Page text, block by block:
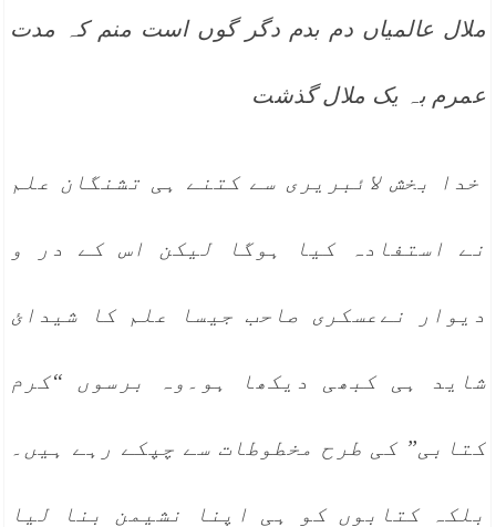
ملال عالمیاں دم بدم دگر گوں است منم کہ مدت
عمرم بہ یک ملال گذشت
خدا بخش لائبریری سے کتنے ہی تشنگان علم
نے استفادہ کیا ہوگا لیکن اس کے در و
دیوار نےعسکری صاحب جیسا علم کا شیدائ
شاید ہی کبھی دیکھا ہو۔وہ برسوں “کرم
کتابی” کی طرح مخطوطات سے چپکے رہے ہیں۔
بلکہ کتابوں کو ہی اپنا نشیمن بنا لیا